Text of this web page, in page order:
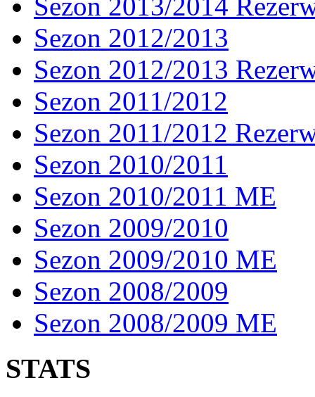
Sezon 2012/2013
Sezon 2012/2013
Sezon 2011/2012
Sezon 2011/2012
Sezon 2010/2011
Sezon 2010/2011 ME
Sezon 2009/2010
Sezon 2009/2010 ME
Sezon 2008/2009
Sezon 2008/2009 ME
STATS